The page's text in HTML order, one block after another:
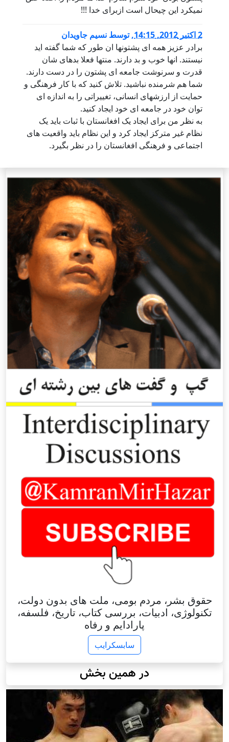
نمیکرد این چیحال است ازبرای خدا !!!
2 اكتبر 2012, 14:15 ,توسط نسیم جاویدان
برادر عزیز همه ای پشتونها ان طور که شما گفته اید
نیستند. انها خوب و بد دارند. منتها فعلا بدهای شان
قدرت و سرنوشت جامعه ای پشتون را در دست دارند.
شما هم شرمنده نباشید. تلاش کنید که با کار فرهنگی و
حمایت از ارزشهای انسانی، تغییراتی را به اندازه ای
توان خود در جامعه ای خود ایجاد کنید.
به نظر من برای ایجاد یک افغانستان با ثبات باید یک
نظام غیر مترکز ایجاد کرد و این نظام باید واقعیت های
اجتماعی و فرهنگی افغانستان را در نظر بگیرد.
حقوق بشر، مردم بومی، ملت های بدون دولت،
تکنولوژی، ادبیات، بررسی کتاب، تاریخ، فلسفه،
پارادایم و رفاه
سابسکرایب
در همین بخش